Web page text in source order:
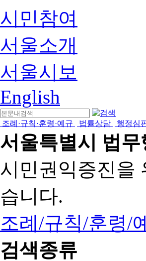
시민참여
서울소개
서울시보
English
조례·규칙·훈령·예규 법률상담 행정심
서울특별시 법
시민권익증진을
습니다.
조례/규칙/훈령/
검색종류